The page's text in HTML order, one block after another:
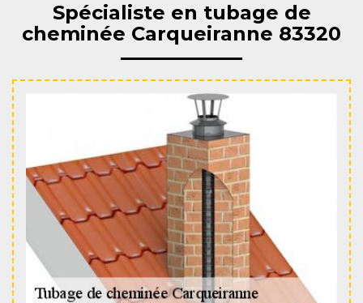
Spécialiste en tubage de
cheminée Carqueiranne 83320